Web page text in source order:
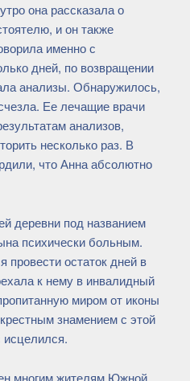
она рассказала о
и он также
именно с
дней, по возвращении
анализы. Обнаружилось,
Ее лечащие врачи
анализов,
несколько раз. В
что Анна абсолютно
деревни под названием
психически больным.
провести остаток дней в
к нему в инвалидный
миром от иконы
знамением с этой
исцелился.
многим жителям Южной